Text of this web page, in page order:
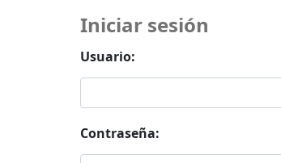
Iniciar sesión
Usuario:
Contraseña: